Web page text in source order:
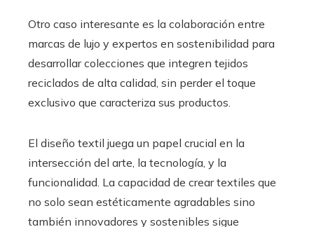
Otro caso interesante es la colaboración entre
marcas de lujo y expertos en sostenibilidad para
desarrollar colecciones que integren tejidos
reciclados de alta calidad, sin perder el toque
exclusivo que caracteriza sus productos.
El diseño textil juega un papel crucial en la
intersección del arte, la tecnología, y la
funcionalidad. La capacidad de crear textiles que
no solo sean estéticamente agradables sino
también innovadores y sostenibles sigue